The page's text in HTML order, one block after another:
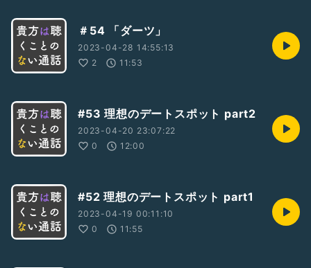
＃54 「ダーツ」
2023-04-28 14:55:13
2
11:53
#53 理想のデートスポット part2
2023-04-20 23:07:22
0
12:00
#52 理想のデートスポット part1
2023-04-19 00:11:10
0
11:55